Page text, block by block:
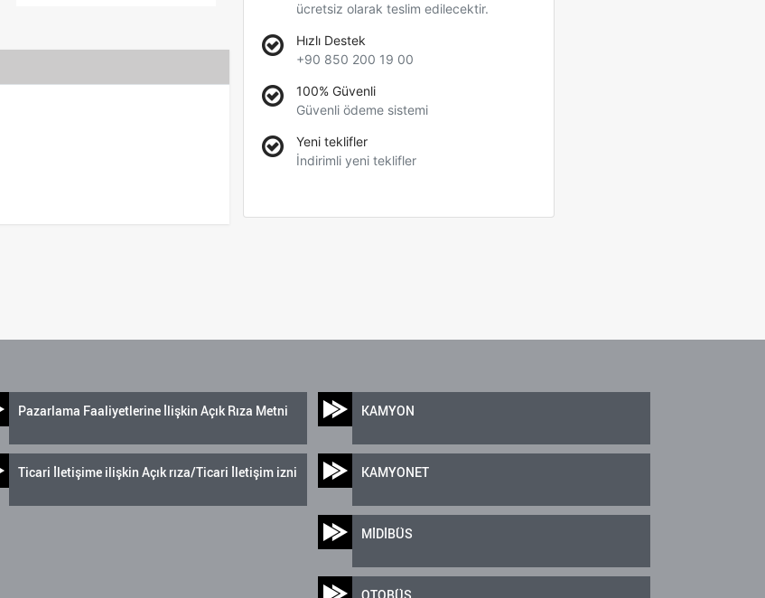
ücretsiz olarak teslim edilecektir.
Hızlı Destek
+90 850 200 19 00
100% Güvenli
Güvenli ödeme sistemi
Yeni teklifler
İndirimli yeni teklifler
Pazarlama Faaliyetlerine İlişkin Açık Rıza Metni
Ticari İletişime ilişkin Açık rıza/Ticari İletişim izni
KAMYON
KAMYONET
MİDİBÜS